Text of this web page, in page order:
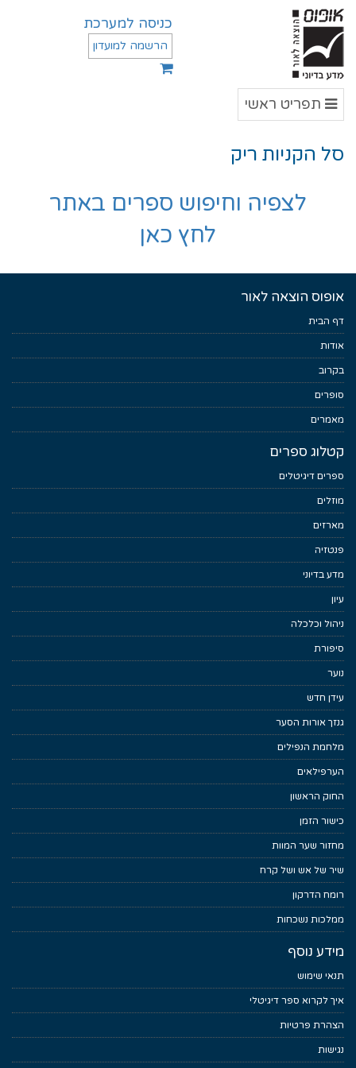
כניסה למערכת
הרשמה למועדון
תפריט
תפריט ראשי
סל הקניות ריק
לצפיה וחיפוש ספרים באתר
לחץ כאן
אופוס הוצאה לאור
דף הבית
אודות
בקרוב
סופרים
מאמרים
קטלוג ספרים
ספרים דיגיטלים
מוזלים
מארזים
פנטזיה
מדע בדיוני
עיון
ניהול וכלכלה
סיפורת
נוער
עידן חדש
גנזך אורות הסער
מלחמת הנפילים
הערפילאים
החוק הראשון
כישור הזמן
מחזור שער המוות
שיר של אש ושל קרח
רומח הדרקון
ממלכות נשכחות
מידע נוסף
תנאי שימוש
איך לקרוא ספר דיגיטלי
הצהרת פרטיות
נגישות